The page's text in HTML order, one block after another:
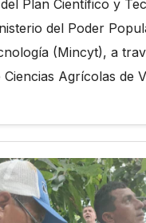
Plan Científico y
del Poder
(Mincyt), a
Ciencias Agrícolas de